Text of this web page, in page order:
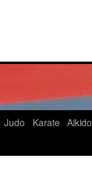
Judo Karate Aikido